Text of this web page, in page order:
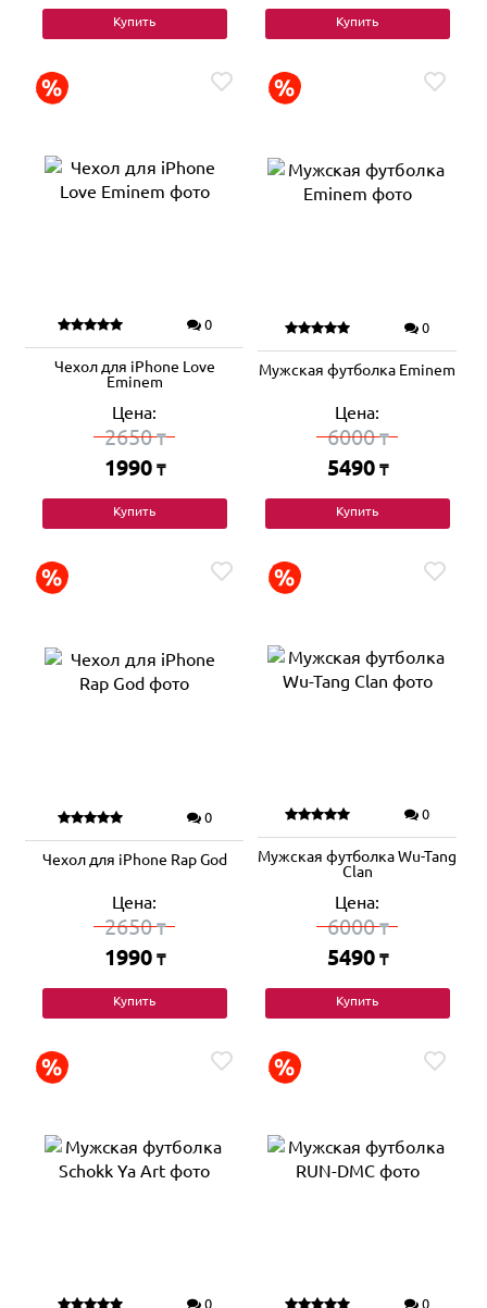
Купить Купить
0
Чехол для iPhone Love
Eminem
Цена:
2650₸
1990 ₸
Купить
0
Мужская футболка Eminem
Цена:
6000₸
5490 ₸
Купить
0
Чехол для iPhone Rap God
Цена:
2650₸
1990 ₸
Купить
0
Мужская футболка Wu-Tang
Clan
Цена:
6000₸
5490 ₸
Купить
0 0